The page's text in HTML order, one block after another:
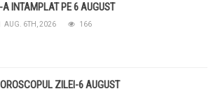
A INTAMPLAT PE 6 AUGUST
AUG. 6TH, 2026 166
ZILEI-6 AUGUST